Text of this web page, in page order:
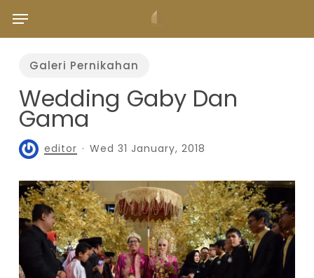
content
Menu
Galeri Pernikahan
Wedding Gaby Dan
Gama
editor Wed 31 January, 2018